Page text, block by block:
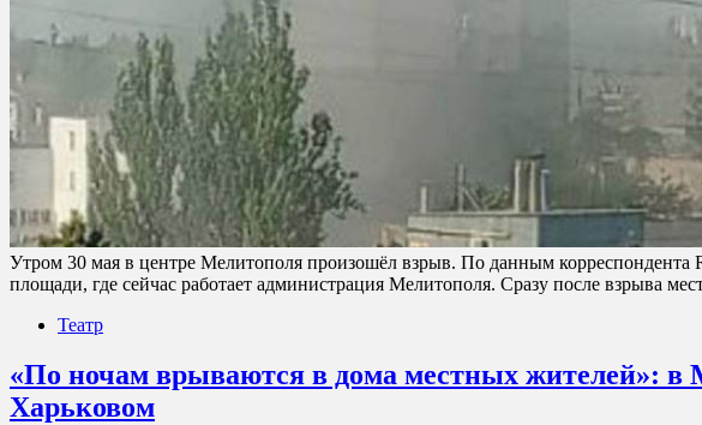
Утром 30 мая в центре Мелитополя произошёл взрыв. По данным корреспондента
площади, где сейчас работает администрация Мелитополя. Сразу после взрыва
Театр
«По ночам врываются в дома местных жителей»: в
Харьковом